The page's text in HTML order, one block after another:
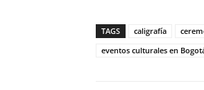
TAGS caligrafía
eventos culturales en